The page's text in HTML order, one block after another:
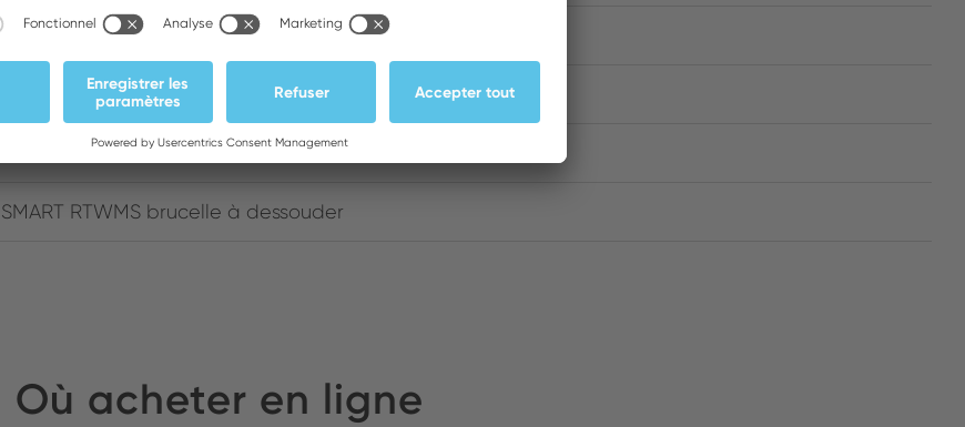
037103371324
WXMTS and WTMT
SMART RTWMS brucelle à dessouder
Où acheter en ligne